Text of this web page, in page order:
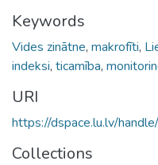
Keywords
Vides zinātne, makrofīti,
indeksi, ticamība,
URI
https://dspace.lu.lv/
Collections